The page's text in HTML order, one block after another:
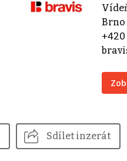
Brno
+420
Sdílet inzerát